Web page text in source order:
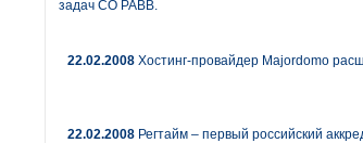
задач СО РАВВ.
22.02.2008 Хостинг-провайдер Majordomo
22.02.2008 Регтайм – первый российский